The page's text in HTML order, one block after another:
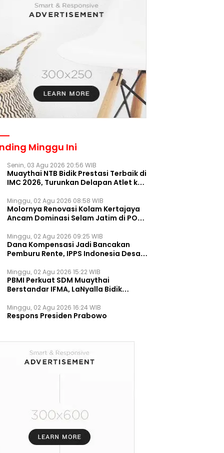
Minggu Ini
Senin, 03 Agu 2026 20:56 WIB
Muaythai NTB Bidik Prestasi Terbaik di
IMC 2026, Turunkan Delapan Atlet ke
Minggu, 02 Agu 2026 08:58 WIB
Molornya Renovasi Kolam Kertajaya
Ancam Dominasi Selam Jatim di PON
Minggu, 02 Agu 2026 09:25 WIB
Dana Kompensasi Jadi Bancakan
Pemburu Rente, IPPS Indonesia Desak
Permanen
Minggu, 02 Agu 2026 15:22 WIB
PBMI Perkuat SDM Muaythai
Berstandar IFMA, LaNyalla Bidik
Minggu, 02 Agu 2026 16:24 WIB
Respons Presiden Prabowo